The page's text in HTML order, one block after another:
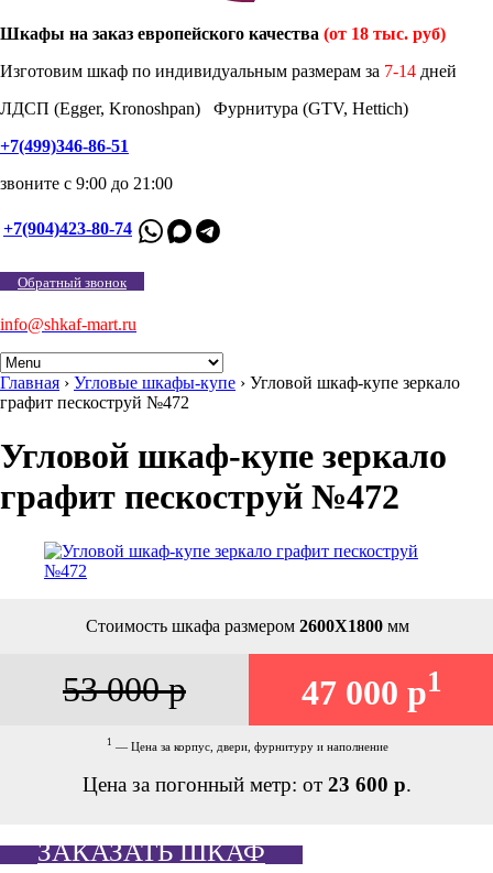
Шкафы на заказ европейского качества (от 18 тыс. руб)
Изготовим шкаф по индивидуальным размерам за 7-14 дней
ЛДСП (Egger, Kronoshpan) Фурнитура (GTV, Hettich)
+7(499)346-86-51
звоните с 9:00 до 21:00
+7(904)423-80-74
Обратный звонок
info@shkaf-mart.ru
Главная › Угловые шкафы-купе › Угловой шкаф-купе зеркало
графит пескоструй №472
Угловой шкаф-купе зеркало
графит пескоструй №472
Стоимость шкафа размером 2600Х1800мм
53 000 р 47 000 р1
1 — Цена за корпус, двери, фурнитуру и наполнение
Цена за погонный метр: от 23 600 р.
ЗАКАЗАТЬ ШКАФ